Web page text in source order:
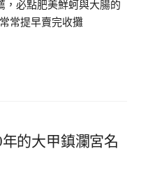
，必點肥美鮮蚵與大腸的
常提早賣完收攤
的大甲鎮瀾宮名